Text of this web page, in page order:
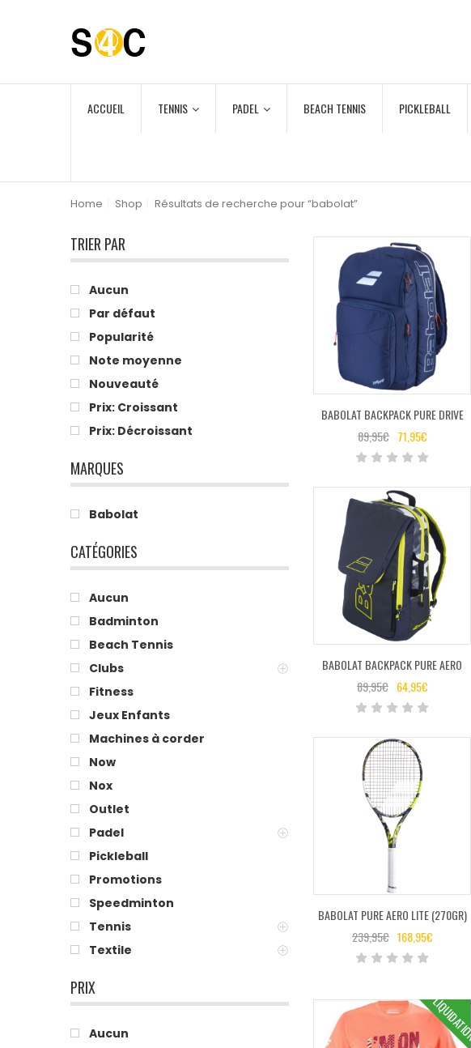
ACCUEIL TENNIS PADEL BEACH TENNIS PICKLEBALL
Home Shop Résultats de recherche pour “babolat”
TRIER PAR
Aucun
Par défaut
Popularité
Note moyenne
Nouveauté
Prix: Croissant
Prix: Décroissant
MARQUES
Babolat
CATÉGORIES
Aucun
Badminton
Beach Tennis
Clubs
Fitness
Jeux Enfants
Machines à corder
Now
Nox
Outlet
Padel
Pickleball
Promotions
Speedminton
Tennis
Textile
PRIX
Aucun
BABOLAT BACKPACK PURE DRIVE
89,95€ 71,95€
BABOLAT BACKPACK PURE AERO
89,95€ 64,95€
BABOLAT PURE AERO LITE (270GR)
239,95€ 168,95€
LIQUIDATION